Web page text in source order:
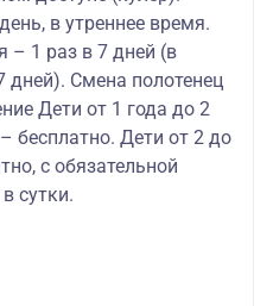
в утреннее время.
– 1 раз в 7 дней (в
дней). Смена полотенец
Дети от 1 года до 2
бесплатно. Дети от 2 до
с обязательной
сутки.